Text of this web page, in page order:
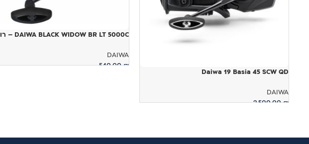
Daiwa 19 Basia 45 SCW QD
DAIWA
2,500.00₪
DAIWA BLACK WIDOW BR LT 5000C – רולר
DAIWA
540.00₪